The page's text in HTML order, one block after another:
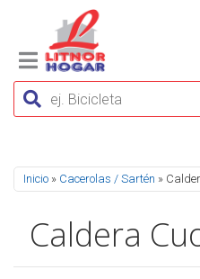
Se encuentra usted aquí
Inicio » Cacerolas / Sartén »
Caldera